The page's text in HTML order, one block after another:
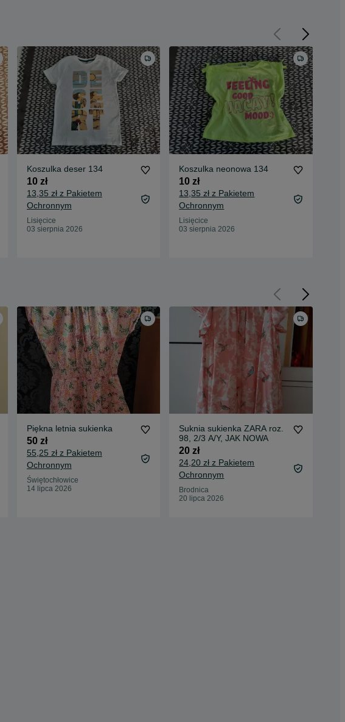
Koszulka deser 134
10 zł
13,35 zł z Pakietem
Ochronnym
Lisięcice
03 sierpnia 2026
Koszulka neonowa 134
10 zł
13,35 zł z Pakietem
Ochronnym
Lisięcice
03 sierpnia 2026
Piękna letnia sukienka
50 zł
55,25 zł z Pakietem
Ochronnym
Świętochłowice
14 lipca 2026
Suknia sukienka ZARA roz.
98, 2/3 A/Y, JAK NOWA
20 zł
24,20 zł z Pakietem
Ochronnym
Brodnica
20 lipca 2026